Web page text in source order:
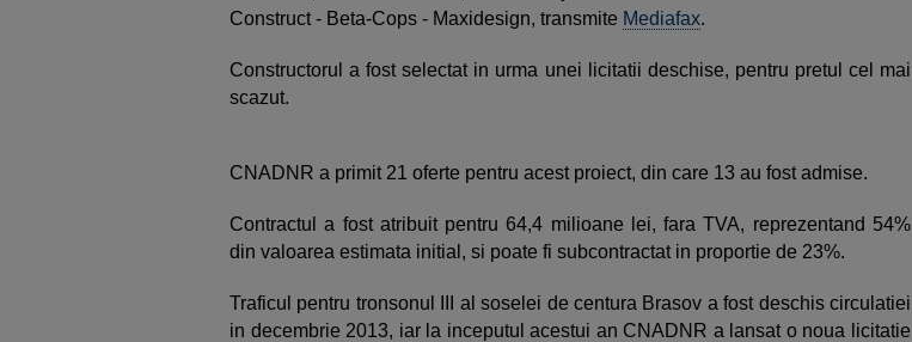
Construct - Beta-Cops - Maxidesign, transmite Mediafax.
Constructorul a fost selectat in urma unei licitatii deschise, pentru pretul cel mai
scazut.
CNADNR a primit 21 oferte pentru acest proiect, din care 13 au fost admise.
Contractul a fost atribuit pentru 64,4 milioane lei, fara TVA, reprezentand 54%
din valoarea estimata initial, si poate fi subcontractat in proportie de 23%.
Traficul pentru tronsonul III al soselei de centura Brasov a fost deschis circulatiei
in decembrie 2013, iar la inceputul acestui an CNADNR a lansat o noua licitatie